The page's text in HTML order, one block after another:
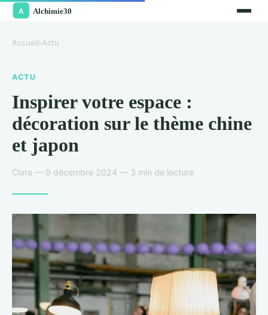
Accueil›Actu
ACTU
Inspirer votre espace :
décoration sur le thème chine
et japon
Clara — 9 décembre 2024 — 3 min de lecture